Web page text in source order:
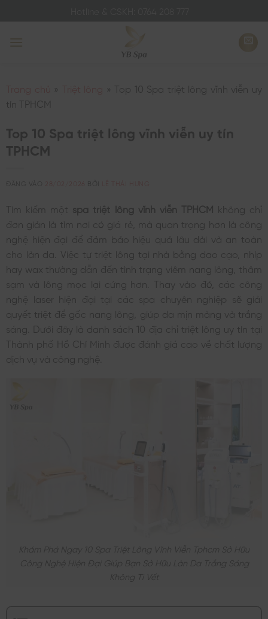
» » Top 10 Spa triệt lông vĩnh viễn uy
tín TPHCM
Top 10 Spa triệt lông vĩnh viễn uy tín
TPHCM
Tìm kiếm một spa triệt lông vĩnh viễn TPHCM
không chỉ
đơn giản là tìm nơi có giá rẻ, mà quan trọng hơn là công
nghệ hiện đại để đảm bảo hiệu quả lâu dài và an toàn
cho làn da. Việc tự triệt lông tại nhà bằng dao cạo, nhíp
hay wax thường dẫn đến tình trạng viêm nang lông, thâm
sạm và lông mọc lại cứng hơn. Thay vào đó, các công
nghệ laser hiện đại tại các spa chuyên nghiệp sẽ giải
quyết triệt để gốc nang lông, giúp da mịn màng và trắng
sáng. Dưới đây là danh sách 10 địa chỉ triệt lông uy tín tại
Thành phố Hồ Chí Minh được đánh giá cao về chất lượng
dịch vụ và công nghệ.
Khám Phá Ngay 10 Spa Triệt Lông Vĩnh Viễn Tphcm Sở Hữu
Công Nghệ Hiện Đại Giúp Bạn Sở Hữu Làn Da Trắng Sáng
Không Tì Vết